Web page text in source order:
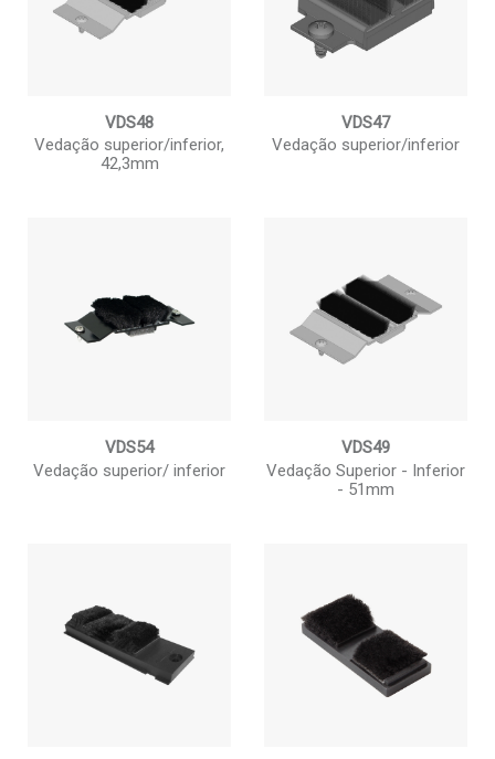
VDS48
Vedação superior/inferior,
42,3mm
VDS47
Vedação superior/inferior
VDS54
Vedação superior/ inferior
VDS49
Vedação Superior - Inferior
- 51mm